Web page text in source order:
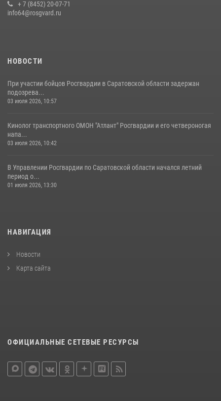
28 июля 2026, 13:25
05 августа 2026, 12:55
+ 7 (8452) 20-07-71
info64@rosgvard.ru
НОВОСТИ
При участии бойцов Росгвардии в Саратовской области задержан
подозрева...
03 июля 2026, 10:57
Кинолог транспортного ОМОН "Атлант" Росгвардии и его четвероногая
напа...
03 июля 2026, 10:42
В Управлении Росгвардии по Саратовской области начался летний
период о...
01 июля 2026, 13:30
НАВИГАЦИЯ
Новости
Карта сайта
ОФИЦИАЛЬНЫЕ СЕТЕВЫЕ РЕСУРСЫ